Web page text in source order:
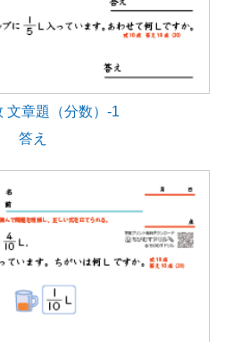
文章題（分数）-1
答え